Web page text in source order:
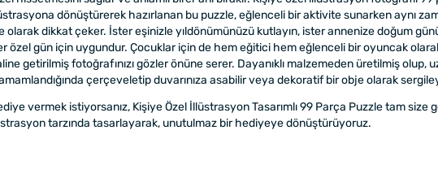
dönüştürerek hazırlanan bu puzzle, eğlenceli bir aktivite sunarken aynı
dikkat çeker. İster eşinizle yıldönümünüzü kutlayın, ister annenize doğum
özel gün için uygundur. Çocuklar için de hem eğitici hem eğlenceli bir oyuncak
getirilmiş fotoğrafınızı gözler önüne serer. Dayanıklı malzemeden üretilmiş olup,
çerçeveletip duvarınıza asabilir veya dekoratif bir obje olarak
vermek istiyorsanız, Kişiye Özel İllüstrasyon Tasarımlı 99 Parça Puzzle tam size
tarzında tasarlayarak, unutulmaz bir hediyeye dönüştürüyoruz.